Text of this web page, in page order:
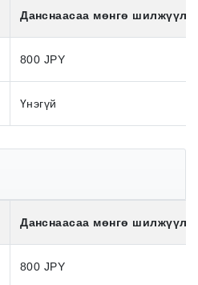
Данснаасаа мөнгө
800 JPY
Үнэгүй
Данснаасаа мөнгө
800 JPY